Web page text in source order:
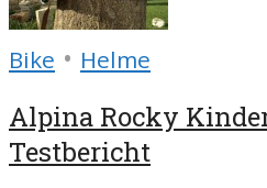
Bike • Helme
Alpina Rocky
Testbericht